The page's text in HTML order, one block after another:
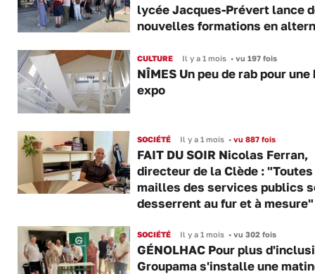
lycée Jacques-Prévert lance
nouvelles formations en
CULTURE Il y a 1 mois •vu 197 fois
NÎMES Un peu de rab pour
expo
SOCIÉTÉ Il y a 1 mois •vu 887 fois
FAIT DU SOIR Nicolas Ferran,
directeur de la Clède :
mailles des services publics
desserrent au fur et à mesure"
SOCIÉTÉ Il y a 1 mois •vu 302 fois
GÉNOLHAC Pour plus
Groupama s'installe une